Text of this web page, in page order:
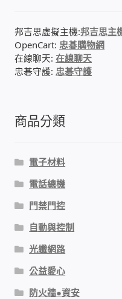
邦吉思虛擬主機:邦吉思主
OpenCart:忠碁購物網
在線聊天:在線聊天
忠碁守護:忠碁守護
商品分類
電子材料
電話總機
門禁門控
自動與控制
光纖網路
公益愛心
防火牆●資安